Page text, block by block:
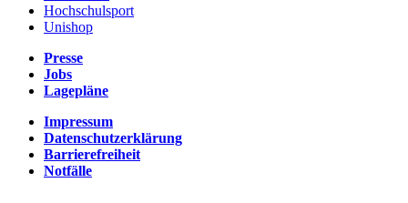
Hochschulsport
Unishop
Presse
Jobs
Lagepläne
Impressum
Datenschutzerklärung
Barrierefreiheit
Notfälle